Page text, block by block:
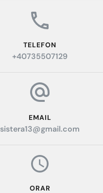
TELEFON
+40735507129
EMAIL
sistera13@gmail.com
ORAR